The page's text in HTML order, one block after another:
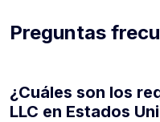
Preguntas
¿Cuáles son los
LLC en Estados